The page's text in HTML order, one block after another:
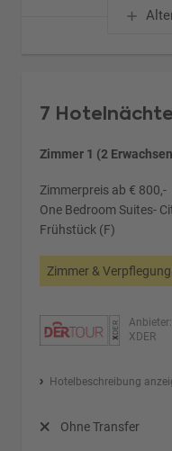
7 Hotelnächte
Zimmer 1 (2
Zimmerpreis ab € 800,-
One Bedroom Suites-
Frühstück (F)
Zimmer &
Anbieter:
XDER
Hotelbeschreibung
Ohne Transfer